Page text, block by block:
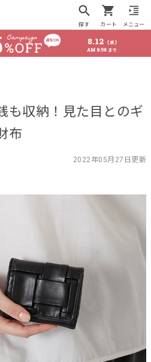
探す カート メニュー
も収納！見た目とのギ
布
2022年05月27日更新